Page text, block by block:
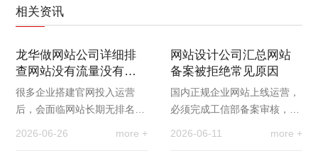
相关资讯
龙华做网站公司详细排
查网站没有流量没有排
名是什么原因？
很多企业搭建官网投入运营
后，会面临网站长期无排名、
2026-06-26 more +
网站设计公司汇总网站
备案被拒绝常见原因
国内正规企业网站上线运营，
必须完成工信部备案审核，备
2026-06-11 more +